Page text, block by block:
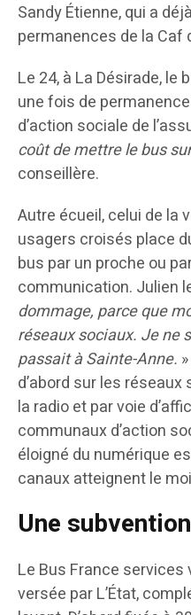
Sandy Étienne, qui a
permanences de la Caf
Le 24, à La Désirade, le
une fois de
d’action sociale de
coût de mettre le bus
conseillère.
Autre écueil, celui de la
usagers croisés place
bus par un proche ou
communication. Julien
dommage, parce que
réseaux sociaux. Je ne
passait à Sainte-Anne.
d’abord sur les
la radio et par voie
communaux d’action
éloigné du numérique
canaux atteignent le
Une
Le Bus France services
versée par L’État,